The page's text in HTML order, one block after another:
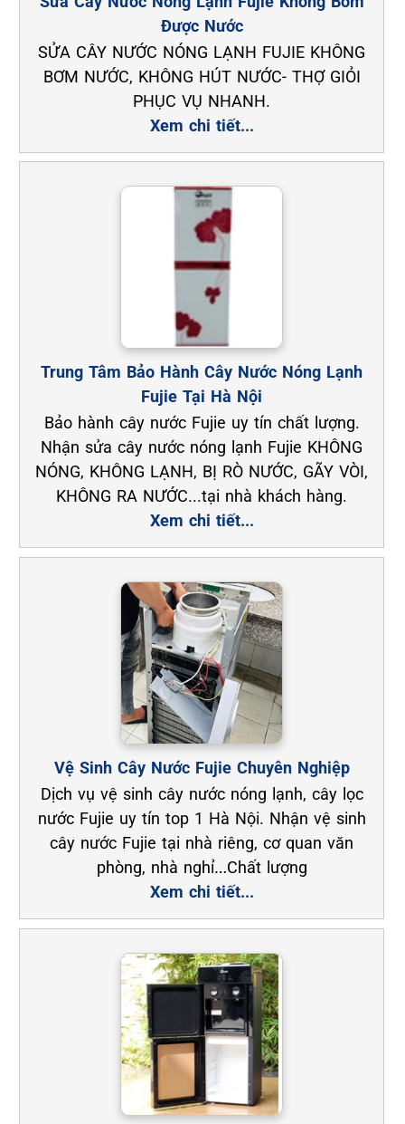
Được Nước
SỬA CÂY NƯỚC NÓNG LẠNH FUJIE KHÔNG
BƠM NƯỚC, KHÔNG HÚT NƯỚC- THỢ GIỎI
PHỤC VỤ NHANH.
Xem chi tiết...
Trung Tâm Bảo Hành Cây Nước Nóng Lạnh
Fujie Tại Hà Nội
Bảo hành cây nước Fujie uy tín chất lượng.
Nhận sửa cây nước nóng lạnh Fujie KHÔNG
NÓNG, KHÔNG LẠNH, BỊ RÒ NƯỚC, GÃY VÒI,
KHÔNG RA NƯỚC...tại nhà khách hàng.
Xem chi tiết...
Vệ Sinh Cây Nước Fujie Chuyên Nghiệp
Dịch vụ vệ sinh cây nước nóng lạnh, cây lọc
nước Fujie uy tín top 1 Hà Nội. Nhận vệ sinh
cây nước Fujie tại nhà riêng, cơ quan văn
phòng, nhà nghỉ…Chất lượng
Xem chi tiết...